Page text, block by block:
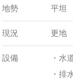
地勢 平坦
現況 更地
設備
・水
・排